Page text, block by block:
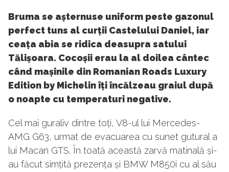
Bruma se așternuse uniform peste gazonul
perfect tuns al curții Castelului Daniel, iar
ceața abia se ridica deasupra satului
Tălișoara. Cocoșii erau la al doilea cântec
când mașinile din Romanian Roads Luxury
Edition by Michelin îți încălzeau graiul după
o noapte cu temperaturi negative.
Cel mai guraliv dintre toți, V8-ul lui Mercedes-
AMG G63, urmat de evacuarea cu sunet gutural a
lui Macan GTS. În toată această zarvă matinală și-
au făcut simțită prezența și BMW M850i cu al său